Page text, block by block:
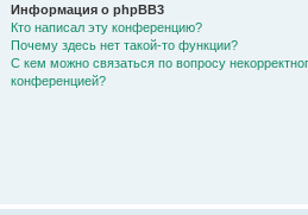
Информация о phpBB3
Кто написал эту конференцию?
Почему здесь нет такой-то функции?
С кем можно связаться по вопросу
конференцией?